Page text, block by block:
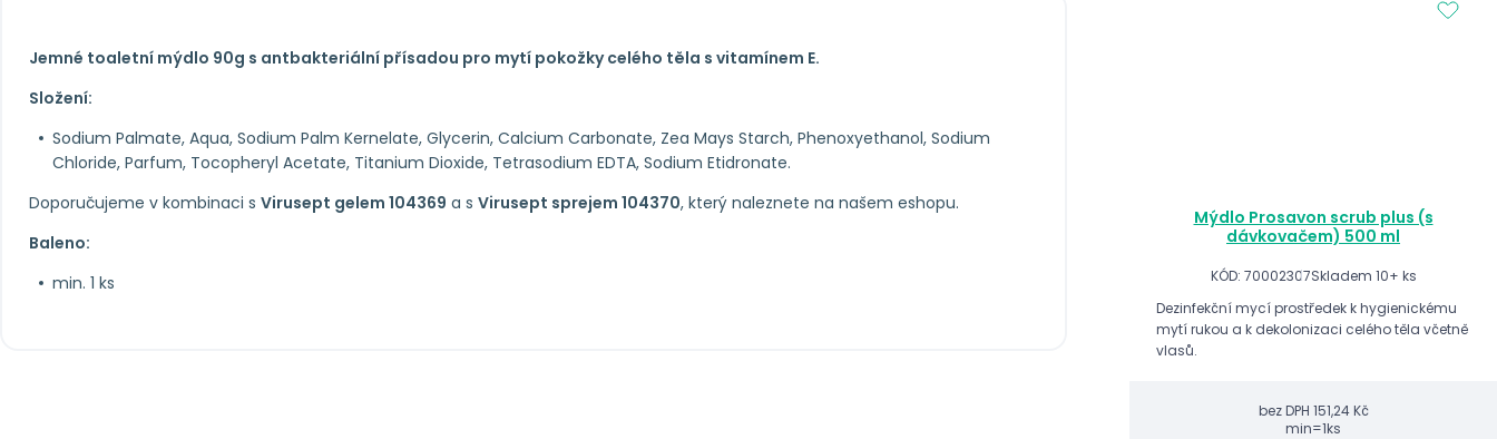
Jemné toaletní mýdlo 90g s antbakteriální přísadou pro mytí pokožky celého těla s vitamínem E.
Složení:
Sodium Palmate, Aqua, Sodium Palm Kernelate, Glycerin, Calcium Carbonate, Zea Mays Starch, Phenoxyethanol, Sodium
Chloride, Parfum, Tocopheryl Acetate, Titanium Dioxide, Tetrasodium EDTA, Sodium Etidronate.
Doporučujeme v kombinaci s Virusept gelem 104369 a s Virusept sprejem 104370, který naleznete na našem eshopu.
Baleno:
min. 1 ks
Mýdlo Prosavon scrub plus (s
dávkovačem) 500 ml
KÓD: 70002307Skladem 10+ ks
Dezinfekční mycí prostředek k hygienickému
mytí rukou a k dekolonizaci celého těla včetně
vlasů.
bez DPH 151,24 Kč
min=1ks